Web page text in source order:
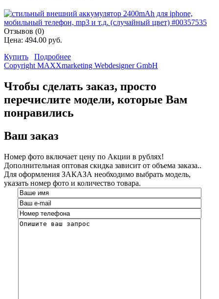
Отзывов (0)
Цена: 494.00 руб.
Купить
Подробнее
Copyright MAXXmarketing Webdesigner GmbH
Чтобы сделать заказ, просто
перечислите модели, которые Вам
понравились
Ваш заказ
Номер фото включает цену по Акции в рублях!
Дополнительная оптовая скидка зависит от объема заказа..
Для оформления ЗАКАЗА необходимо выбрать модель,
указать номер фото и количество товара.